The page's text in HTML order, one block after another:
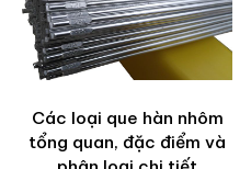
Các loại que hàn nhôm
tổng quan, đặc điểm và